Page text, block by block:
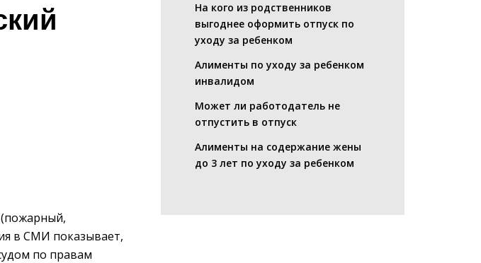
в СМИ показывает,
по правам
На кого из родственников
выгоднее оформить отпуск по
уходу за ребенком
Алименты по уходу за ребенком
инвалидом
Может ли работодатель не
отпустить в отпуск
Алименты на содержание жены
до 3 лет по уходу за ребенком